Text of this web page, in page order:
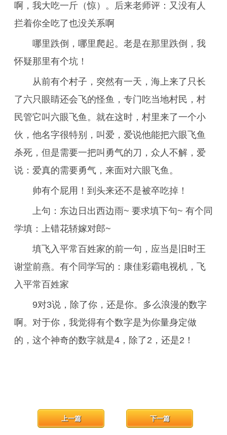
啊，我大吃一斤（惊）。后来老师评：又没有人
拦着你全吃了也没关系啊
哪里跌倒，哪里爬起。老是在那里跌倒，我
怀疑那里有个坑！
从前有个村子，突然有一天，海上来了只长
了六只眼睛还会飞的怪鱼，专门吃当地村民，村
民管它叫六眼飞鱼。就在这时，村里来了一个小
伙，他名字很特别，叫爱，爱说他能把六眼飞鱼
杀死，但是需要一把叫勇气的刀，众人不解，爱
说：爱真的需要勇气，来面对六眼飞鱼。
帅有个屁用！到头来还不是被卒吃掉！
上句：东边日出西边雨~ 要求填下句~ 有个同
学填：上错花轿嫁对郎~
填飞入平常百姓家的前一句，应当是旧时王
谢堂前燕。有个同学写的：康佳彩霸电视机，飞
入平常百姓家
9对3说，除了你，还是你。多么浪漫的数字
啊。对于你，我觉得有个数字是为你量身定做
的，这个神奇的数字就是4，除了2，还是2！
上一篇 下一篇